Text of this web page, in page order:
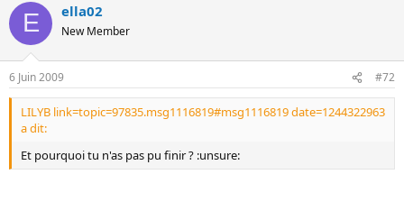
E ella02
New Member
6 Juin 2009 #72
LILYB link=topic=97835.msg1116819#msg1116819 date=1244322963
a dit:
Et pourquoi tu n'as pas pu finir ? :unsure: